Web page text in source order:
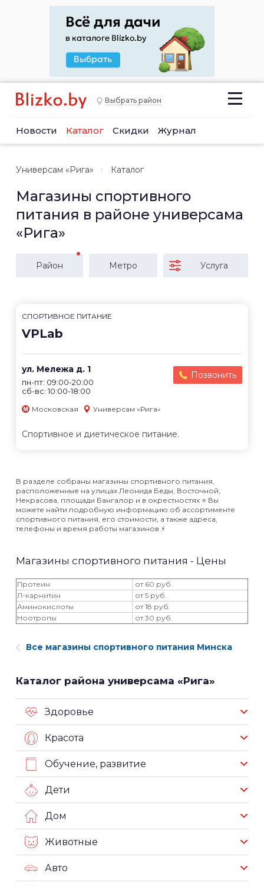
Выбрать район
Новости Каталог Скидки Журнал
Универсам «Рига» Каталог
Магазины спортивного
питания в районе универсама
«Рига»
Район Метро Услуга
СПОРТИВНОЕ ПИТАНИЕ
VPLab
ул. Мележа д. 1
пн-пт: 09:00-20:00
сб-вс: 10:00-18:00
Позвонить
Московская Универсам «Рига»
Спортивное и диетическое питание.
В разделе собраны магазины спортивного питания,
расположенные на улицах Леонида Беды, Восточной,
Некрасова, площади Бангалор и в окрестностях ⭐️ Вы
можете найти подробную информацию об ассортименте
спортивного питания, его стоимости, а также адреса,
телефоны и время работы магазинов ⚡️
Магазины спортивного питания - Цены
Протеин
от 60 руб.
Л-карнитин
от 5 руб.
Аминокислоты
от 18 руб.
Ноотропы
от 30 руб.
Все магазины спортивного питания Минска
Каталог района универсама «Рига»
Здоровье
Красота
Обучение, развитие
Дети
Дом
Животные
Авто